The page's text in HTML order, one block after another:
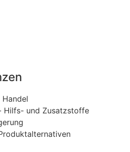
Hilfs- und Zusatzstoffe